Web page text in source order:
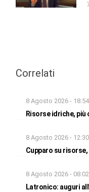
Correlati
8 Agosto 2026 - 18:54
Risorse idriche,
8 Agosto 2026 - 12:30
Cupparo su
8 Agosto 2026 - 08:02
Latronico: auguri